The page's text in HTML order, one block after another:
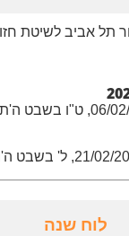
תל אביב לשיטת
לוח שנה